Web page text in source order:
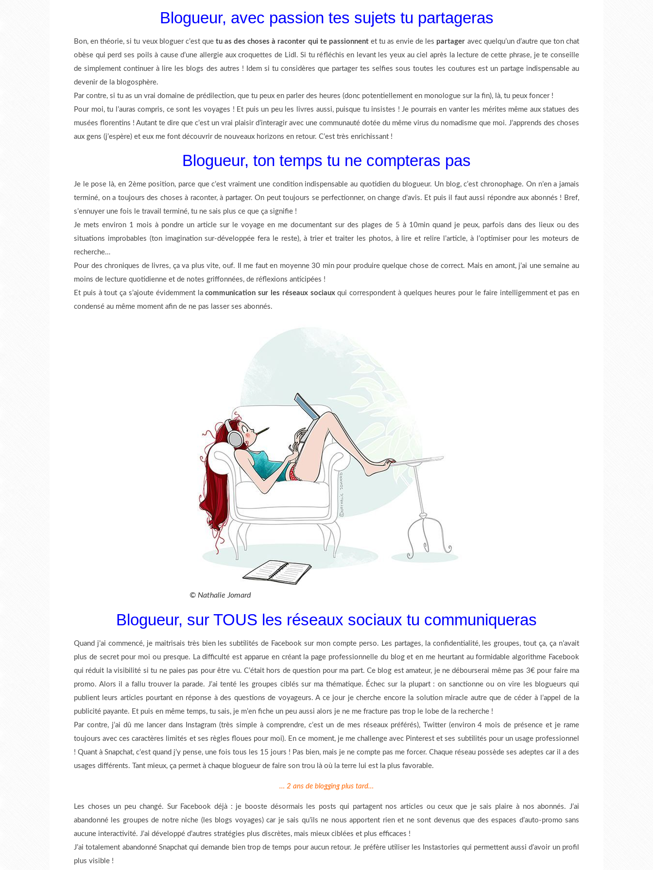
Blogueur, avec passion tes sujets tu partageras
Bon, en théorie, si tu veux bloguer c’est que tu as des choses à raconter qui te passionnentet tu as envie de les partager avec quelqu’un d’autre que ton chat
obèse qui perd ses poils à cause d’une allergie aux croquettes de Lidl. Si tu réfléchis en levant les yeux au ciel après la lecture de cette phrase, je te conseille
de simplement continuer à lire les blogs des autres ! Idem si tu considères que partager tes selfies sous toutes les coutures est un partage indispensable au
devenir de la blogosphère.
Par contre, si tu as un vrai domaine de prédilection, que tu peux en parler des heures (donc potentiellement en monologue sur la fin), là, tu peux foncer !
Pour moi, tu l’auras compris, ce sont les voyages ! Et puis un peu les livres aussi, puisque tu insistes ! Je pourrais en vanter les mérites même aux statues des
musées florentins ! Autant te dire que c’est un vrai plaisir d’interagir avec une communauté dotée du même virus du nomadisme que moi. J’apprends des choses
aux gens (j’espère) et eux me font découvrir de nouveaux horizons en retour. C’est très enrichissant !
Blogueur, ton temps tu ne compteras pas
Je le pose là, en 2ème position, parce que c’est vraiment une condition indispensable au quotidien du blogueur. Un blog, c’est chronophage. On n’en a jamais
terminé, on a toujours des choses à raconter, à partager. On peut toujours se perfectionner, on change d’avis. Et puis il faut aussi répondre aux abonnés ! Bref,
s’ennuyer une fois le travail terminé, tu ne sais plus ce que ça signifie !
Je mets environ 1 mois à pondre un article sur le voyage en me documentant sur des plages de 5 à 10min quand je peux, parfois dans des lieux ou des
situations improbables (ton imagination sur-développée fera le reste), à trier et traiter les photos, à lire et relire l’article, à l’optimiser pour les moteurs de
recherche…
Pour des chroniques de livres, ça va plus vite, ouf. Il me faut en moyenne 30 min pour produire quelque chose de correct. Mais en amont, j’ai une semaine au
moins de lecture quotidienne et de notes griffonnées, de réflexions anticipées !
Et puis à tout ça s’ajoute évidemment lacommunication sur les réseaux sociauxqui correspondent à quelques heures pour le faire intelligemment et pas en
condensé au même moment afin de ne pas lasser ses abonnés.
© Nathalie Jomard
Blogueur, sur TOUS les réseaux sociaux tu communiqueras
Quand j’ai commencé, je maitrisais très bien les subtilités de Facebook sur mon compte perso. Les partages, la confidentialité, les groupes, tout ça, ça n’avait
plus de secret pour moi ou presque. La difficulté est apparue en créant la page professionnelle du blog et en me heurtant au formidable algorithme Facebook
qui réduit la visibilité si tu ne paies pas pour être vu. C’était hors de question pour ma part. Ce blog est amateur, je ne débourserai même pas 3€ pour faire ma
promo. Alors il a fallu trouver la parade. J’ai tenté les groupes ciblés sur ma thématique. Échec sur la plupart : on sanctionne ou on vire les blogueurs qui
publient leurs articles pourtant en réponse à des questions de voyageurs. A ce jour je cherche encore la solution miracle autre que de céder à l’appel de la
publicité payante. Et puis en même temps, tu sais, je m’en fiche un peu aussi alors je ne me fracture pas trop le lobe de la recherche !
Par contre, j’ai dû me lancer dans Instagram (très simple à comprendre, c’est un de mes réseaux préférés), Twitter (environ 4 mois de présence et je rame
toujours avec ces caractères limités et ses règles floues pour moi). En ce moment, je me challenge avec Pinterest et ses subtilités pour un usage professionnel
! Quant à Snapchat, c’est quand j’y pense, une fois tous les 15 jours ! Pas bien, mais je ne compte pas me forcer. Chaque réseau possède ses adeptes car il a des
usages différents. Tant mieux, ça permet à chaque blogueur de faire son trou là où la terre lui est la plus favorable.
… 2 ans de blogging plus tard…
Les choses un peu changé. Sur Facebook déjà : je booste désormais les posts qui partagent nos articles ou ceux que je sais plaire à nos abonnés. J’ai
abandonné les groupes de notre niche (les blogs voyages) car je sais qu’ils ne nous apportent rien et ne sont devenus que des espaces d’auto-promo sans
aucune interactivité. J’ai développé d’autres stratégies plus discrètes, mais mieux ciblées et plus efficaces !
J’ai totalement abandonné Snapchat qui demande bien trop de temps pour aucun retour. Je préfère utiliser les Instastories qui permettent aussi d’avoir un profil
plus visible !